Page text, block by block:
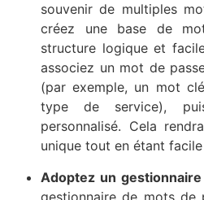
souvenir de multiples
créez une base de
structure logique et
associez un mot de
(par exemple, un mot
type de service),
personnalisé. Cela
unique tout en étant
Adoptez un
gestionnaire de mots de